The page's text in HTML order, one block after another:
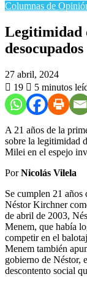
Columnas de
Legitimidad
27 abril, 2024
19
5 minutos
A 21 años de la
sobre la legitimidad
Milei en el espejo
PorNicolás Vilela
Se cumplen 21 años
Néstor Kirchner
de abril de 2003,
Menem, que había
competir en el
Menem también
gobierno de Néstor,
descontento social